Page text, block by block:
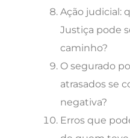
Ação judicial:
Justiça pode
caminho?
O segurado
atrasados se
negativa?
Erros que